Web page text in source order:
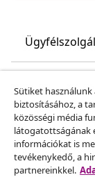
vidaXL
Fedezz fel
Sütiket
biztosításához, a
közösségi média
látogatottságának
információkat is
tevékenykedő, a
partnereinkkel.